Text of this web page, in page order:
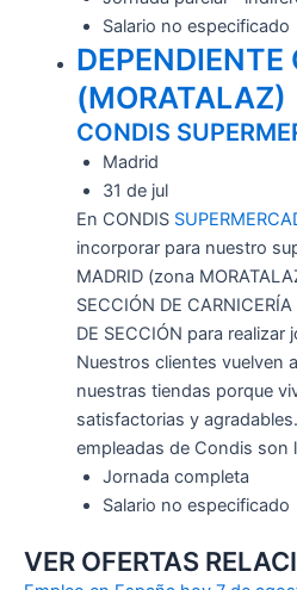
Salario no especificado
DEPENDIENTE
(MORATALAZ)
CONDIS
Madrid
31 de jul
En CONDIS
incorporar para nuestro
MADRID (zona
SECCIÓN DE
DE SECCIÓN para realizar
Nuestros clientes vuelven
nuestras tiendas porque
satisfactorias y
empleadas de Condis son
Jornada completa
Salario no especificado
VER OFERTAS